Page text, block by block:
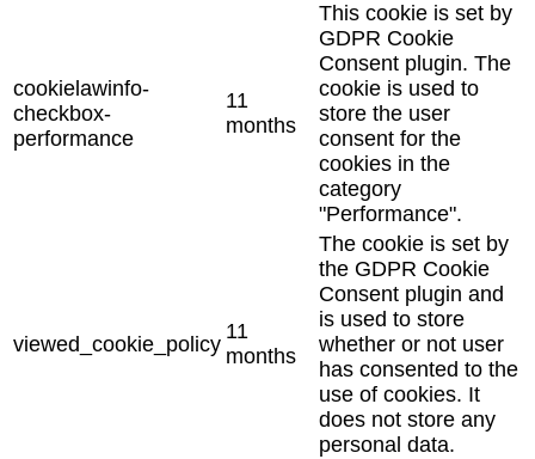
cookielawinfo-
checkbox-
performance
11
months
This cookie is set by
GDPR Cookie
Consent plugin. The
cookie is used to
store the user
consent for the
cookies in the
category
"Performance".
viewed_cookie_policy
11
months
The cookie is set by
the GDPR Cookie
Consent plugin and
is used to store
whether or not user
has consented to the
use of cookies. It
does not store any
personal data.